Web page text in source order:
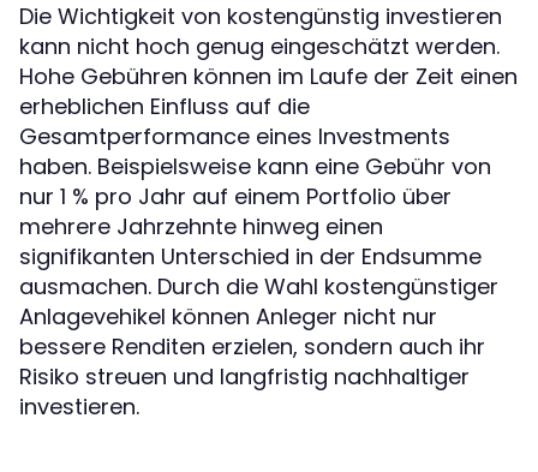
Die Wichtigkeit von kostengünstig investieren
kann nicht hoch genug eingeschätzt werden.
Hohe Gebühren können im Laufe der Zeit einen
erheblichen Einfluss auf die
Gesamtperformance eines Investments
haben. Beispielsweise kann eine Gebühr von
nur 1 % pro Jahr auf einem Portfolio über
mehrere Jahrzehnte hinweg einen
signifikanten Unterschied in der Endsumme
ausmachen. Durch die Wahl kostengünstiger
Anlagevehikel können Anleger nicht nur
bessere Renditen erzielen, sondern auch ihr
Risiko streuen und langfristig nachhaltiger
investieren.